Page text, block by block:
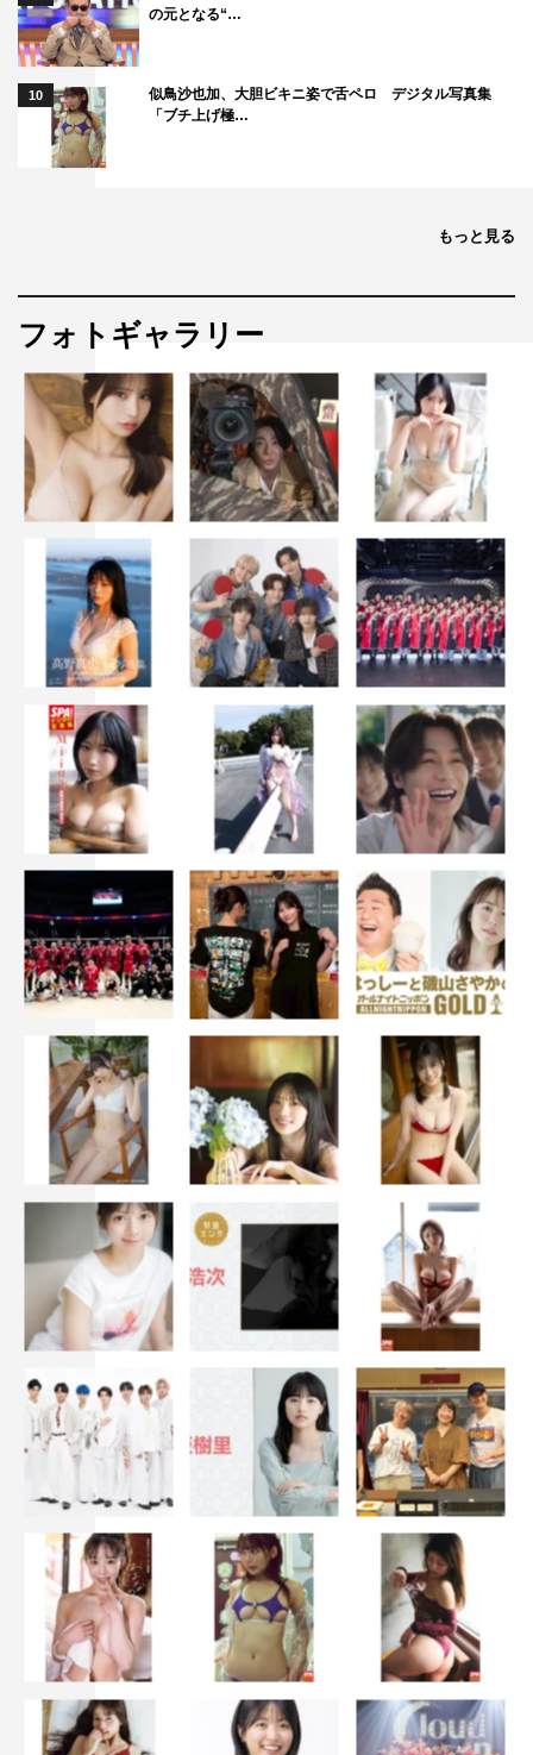
ステージ 稲垣吾郎
の元となる“…
10
似鳥沙也加、大胆ビキニ姿で舌ペロ デジタル写真集
「ブチ上げ極…
もっと見る
フォトギャラリー